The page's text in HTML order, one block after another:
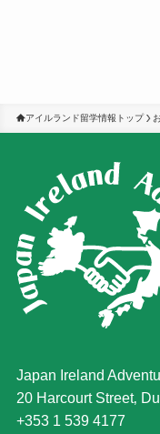
アイルランド留学情報トップ
Japan Ireland
20 Harcourt Street‚
+353 1 539 4177